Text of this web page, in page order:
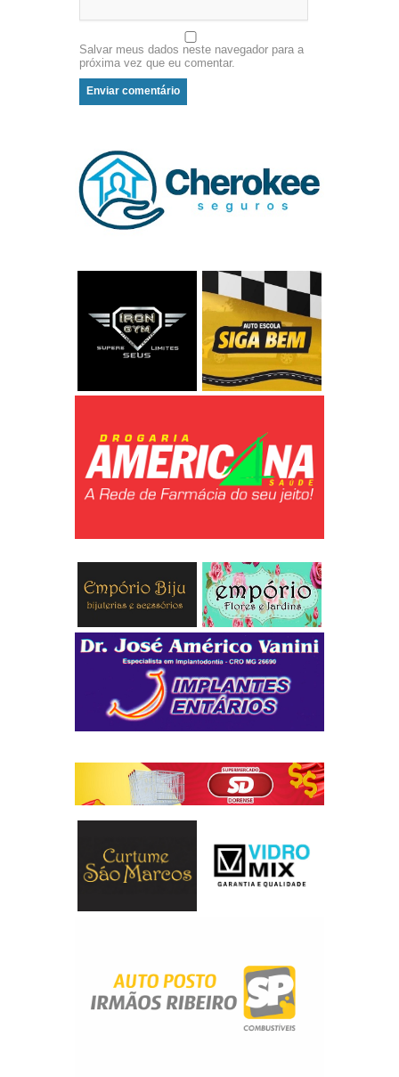
Salvar meus dados neste navegador para a
próxima vez que eu comentar.